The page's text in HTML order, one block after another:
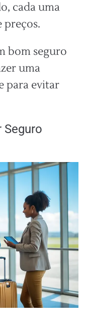
cada uma
preços.
bom seguro
uma
para evitar
Seguro